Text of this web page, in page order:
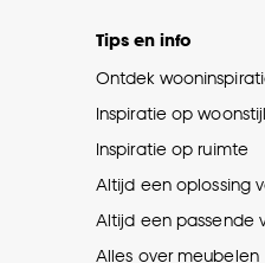
Tips en info
Ontdek
Inspiratie op
Inspiratie op ruimte
Altijd een oplossing
Altijd een passende
Alles over meubelen